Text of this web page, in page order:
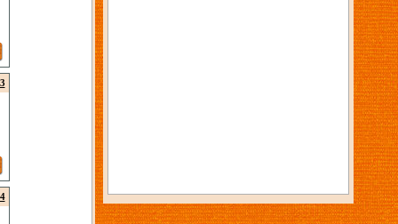
3
4